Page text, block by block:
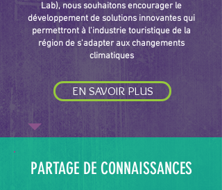
Lab), nous souhaitons encourager le
développement de solutions innovantes qui
permettront à l'industrie touristique de la
région de s'adapter aux changements
climatiques
EN SAVOIR PLUS
PARTAGE DE CONNAISSANCES